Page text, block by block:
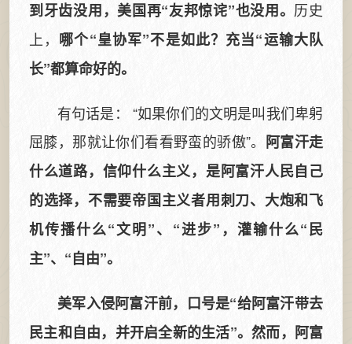
到牙齿没用，美国再“友邦惊诧”也没用。 历史
上， 哪个“皇协军”不是如此？充当“运输大队
长”都算命好的。
有句话是： “如果你们的文明是叫我们卑躬
屈膝，那就让你们看看野蛮的骄傲”。 阿富汗走
什么道路，信仰什么主义，是阿富汗人民自己
的选择，不需要帝国主义者用刺刀、大炮和飞
机传播什么“文明”、“进步”，灌输什么“民
主”、“自由”。
美军入侵阿富汗前，口号是“给阿富汗带去
民主和自由，并开启全新的生活”。然而，阿富